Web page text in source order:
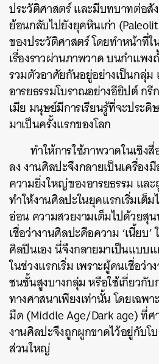
ประวัติศาสตร์ และมีบทบาทต่อ
ย้อนกลับไปยังยุคหินเก่า
ของประวัติศาสตร์ โดยทำหน้าที่
เรื่องราวผ่านภาพวาด บนกำแพ
รวมตัวอาศัยกันอยู่อย่างเป็นกลุ่ม
อารยธรรมโบราณอย่างอียิปต์ กรี
เมีย มนุษย์มีการเรียนรู้ที่จะประดิ
มาเป็นครั้งแรกของโลก
ทำให้การใช้ภาพวาดในเชิง
ลง งานศิลปะจึงกลายเป็นเครื่อง
ความยิ่งใหญ่ของอารยธรรม แล
ทำให้งานศิลปะในยุคแรกเริ่มเต็
อ่อน ความสวยงามเต็มไปด้วยสุ
เชื่อว่างานศิลปะคือความ ‘เนี้ยบ’
ศิลปินเอง นี่จึงกลายมาเป็นแบบ
ในช่วงแรกเริ่ม เพราะผู้คนเชื่อว่า
ชนชั้นสูงบางกลุ่ม หรือใช้เกี่ยวกับ
ทางศาสนาเพียงเท่านั้น โดยเฉพ
มืด (Middle Age/Dark age) ที่ศ
งานศิลปะจึงถูกผูกขาดไว้อยู่กับโ
ส่วนใหญ่